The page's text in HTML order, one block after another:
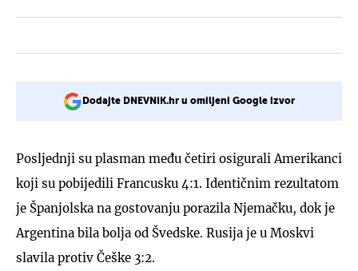
Dodajte DNEVNIK.hr u omiljeni Google izvor
Posljednji su plasman među četiri osigurali Amerikanci
koji su pobijedili Francusku 4:1. Identičnim rezultatom
je Španjolska na gostovanju porazila Njemačku, dok je
Argentina bila bolja od Švedske. Rusija je u Moskvi
slavila protiv Češke 3:2.